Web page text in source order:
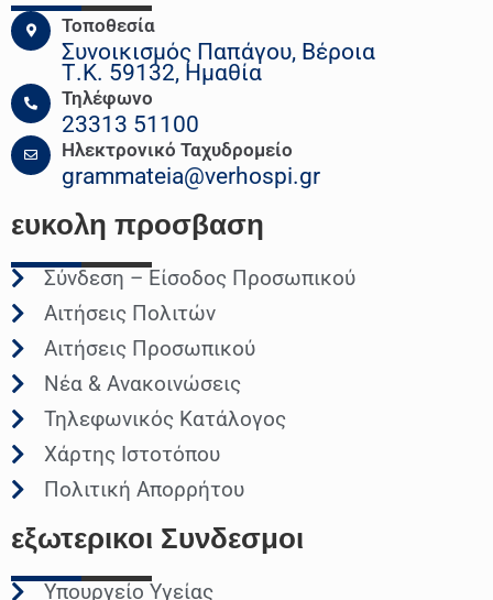
Τοποθεσία
Συνοικισμός Παπάγου, Βέροια
Τ.Κ. 59132, Ημαθία
Τηλέφωνο
23313 51100
Ηλεκτρονικό Ταχυδρομείο
grammateia@verhospi.gr
ευκολη προσβαση
Σύνδεση – Είσοδος Προσωπικού
Αιτήσεις Πολιτών
Αιτήσεις Προσωπικού
Νέα & Ανακοινώσεις
Τηλεφωνικός Κατάλογος
Χάρτης Ιστοτόπου
Πολιτική Απορρήτου
εξωτερικοι Συνδεσμοι
Υπουργείο Υγείας